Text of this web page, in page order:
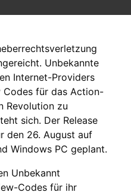
Unbekannte
Internet-Providers
Codes für das Action-
Revolution zu
sich. Der Release
den 26. August auf
Windows PC geplant.
Unbekannt
Codes für ihr